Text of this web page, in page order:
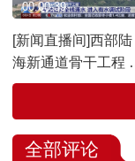
[新闻直播间]西部陆
海新通道骨干工程
陆运河全线通水 进
00:00:39
全部评论